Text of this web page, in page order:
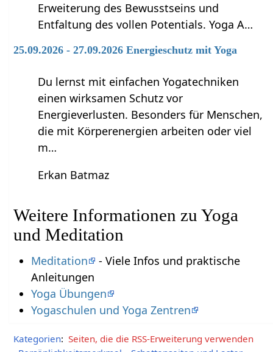
Erweiterung des Bewusstseins und
Entfaltung des vollen Potentials. Yoga A…
25.09.2026 - 27.09.2026 Energieschutz mit Yoga
Du lernst mit einfachen Yogatechniken
einen wirksamen Schutz vor
Energieverlusten. Besonders für Menschen,
die mit Körperenergien arbeiten oder viel
m…
Erkan Batmaz
Weitere Informationen zu Yoga
und Meditation
Meditation
- Viele Infos und praktische
Anleitungen
Yoga Übungen
Yogaschulen und Yoga Zentren
Kategorien: Seiten, die die RSS-Erweiterung verwenden